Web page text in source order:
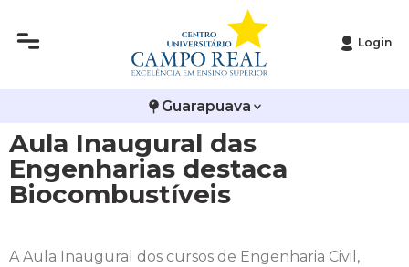
Login
Guarapuava
Aula Inaugural das
Engenharias destaca
Biocombustíveis
A Aula Inaugural dos cursos de Engenharia Civil,
Infraestrutura
Editais
Publicações Institucionais
Arquitetura e Urbanismo
Biomedicina
Ciências Contábeis
Direito
Vestibular de Inverno
Vestibular de Medicina
2ª Via de Boleto
Atestado de Matrícula
Atividades Complementares e Sociais
Biblioteca
Calendário Acadêmico
Avalie a Campo Real
Bolsas e Incentivos
CPA
COLAP
Comissão de Ética no Uso de Animais